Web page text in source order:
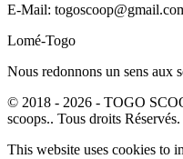
E-Mail:
Lomé-Togo
Nous redonnons un sens aux
© 2018 - 2026 - TOGO
scoops.. Tous droits Réservés.
This website uses cookies to